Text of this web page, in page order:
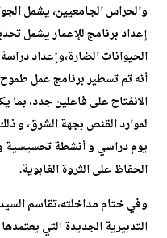
والحراس الجامعيين، يشمل
إعداد برنامج للإعمار يشمل
الحيوانات الضارة،وإعداد
أنه تم تسطير برنامج عمل
الانفتاح على فاعلين جدد، بما
لموارد القنص بجهة الشرق، و
يوم دراسي و أنشطة تحسيسية
الحفاظ على الثروة الغابوية.
وفي ختام مداخلته،تقاسم
التدبيرية الجديدة التي